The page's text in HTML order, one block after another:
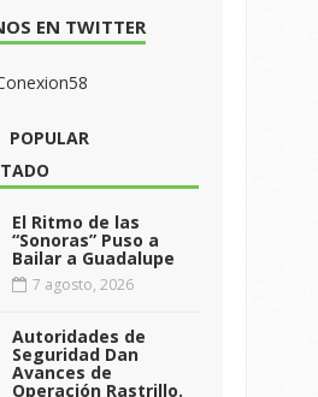
EN TWITTER
POPULAR
El Ritmo de las
“Sonoras” Puso a
Bailar a Guadalupe
7 agosto, 2026
Autoridades de
Seguridad Dan
Avances de
Operación Rastrillo.